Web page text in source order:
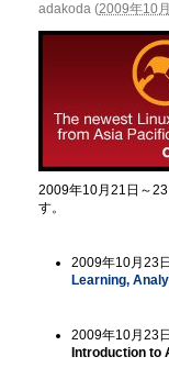
adakoda (2009年10
2009年10月21日～
す。
2009年10月23
Learning,
2009年10月23
Introduction to